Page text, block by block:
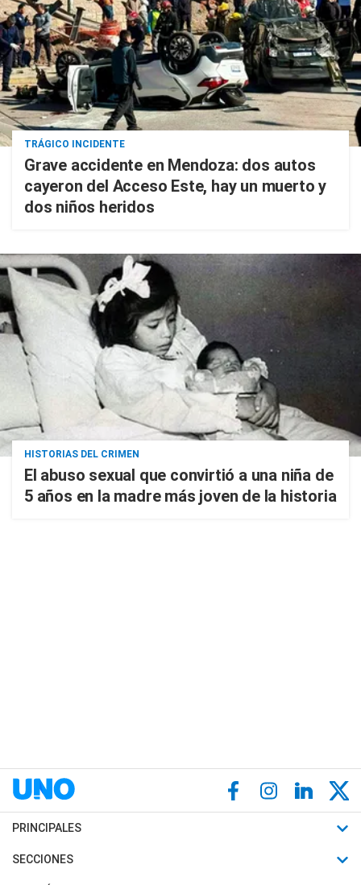
TRÁGICO INCIDENTE
Grave accidente en Mendoza: dos autos
cayeron del Acceso Este, hay un muerto y
dos niños heridos
HISTORIAS DEL CRIMEN
El abuso sexual que convirtió a una niña de
5 años en la madre más joven de la historia
PRINCIPALES
Últimas Noticias
SECCIONES